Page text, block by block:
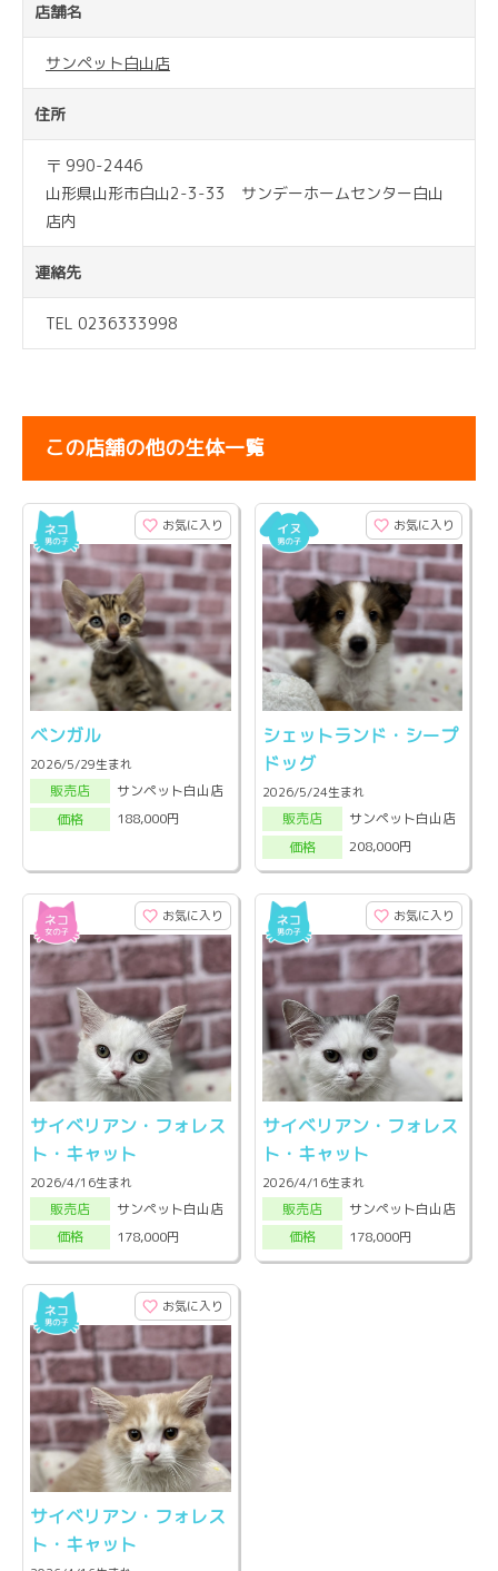
店舗名
サンペット白山店
住所
〒 990-2446
山形県山形市白山2-3-33 サンデーホームセンター白山
店内
連絡先
TEL 0236333998
この店舗の他の生体一覧
お気に入り
ベンガル
2026/5/29生まれ
販売店
サンペット白山店
価格
188,000円
お気に入り
シェットランド・シープ
ドッグ
2026/5/24生まれ
販売店
サンペット白山店
価格
208,000円
お気に入り
サイベリアン・フォレス
ト・キャット
2026/4/16生まれ
販売店
サンペット白山店
価格
178,000円
お気に入り
サイベリアン・フォレス
ト・キャット
2026/4/16生まれ
販売店
サンペット白山店
価格
178,000円
お気に入り
サイベリアン・フォレス
ト・キャット